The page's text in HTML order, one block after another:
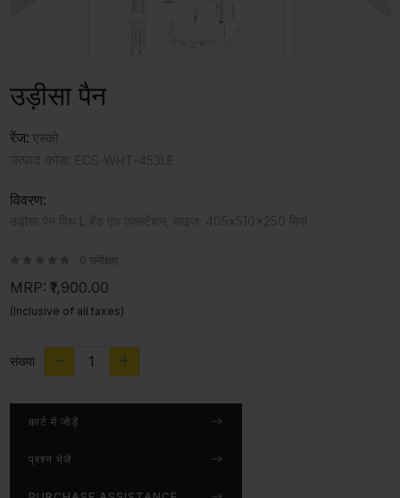
उड़ीसा पैन
रेंज: एस्को
विवरण:
0 समीक्षाएं
MRP: ₹1,900.00
(Inclusive of all taxes)
संख्या
कार्ट में जोड़ें
प्रश्न भेजें